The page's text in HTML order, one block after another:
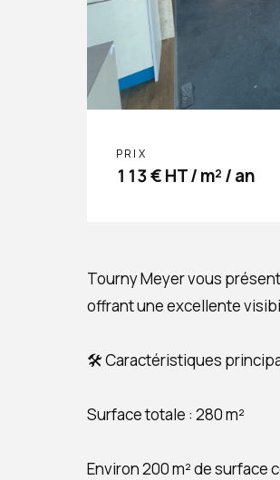
PRIX
113 € HT / m² / an
Tourny Meyer vous
offrant une excellente
🛠️ Caractéristiques
Surface totale : 280 m²
Environ 200 m² de